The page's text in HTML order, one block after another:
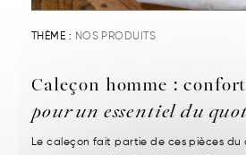
THÈME : NOS PRODUITS
Caleçon homme :
pour un essentiel du
Le caleçon fait partie de ces pièces du